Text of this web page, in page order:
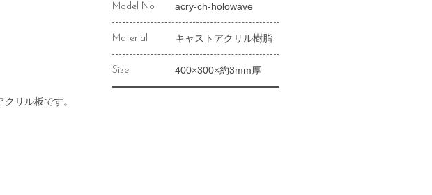
リル板です。
Model No acry-ch-holowave
Material キャストアクリル樹脂
Size 400×300×約3mm厚